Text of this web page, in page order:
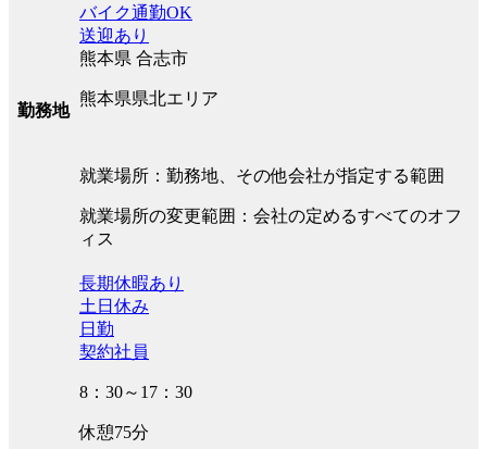
勤務地
バイク通勤OK
送迎あり
熊本県 合志市
熊本県県北エリア
就業場所：勤務地、その他会社が指定する範囲
就業場所の変更範囲：会社の定めるすべてのオフ
ィス
長期休暇あり
土日休み
日勤
契約社員
8：30～17：30
休憩75分